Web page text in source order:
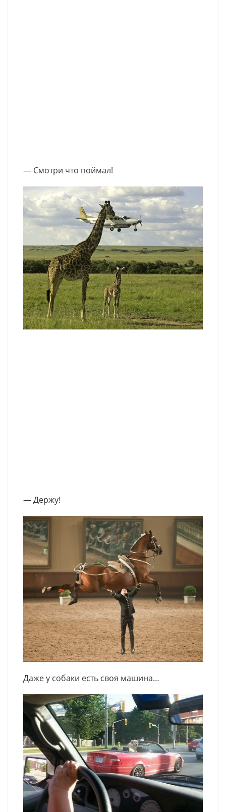
— Смотри что поймал!
— Держу!
Даже у собаки есть своя машина…